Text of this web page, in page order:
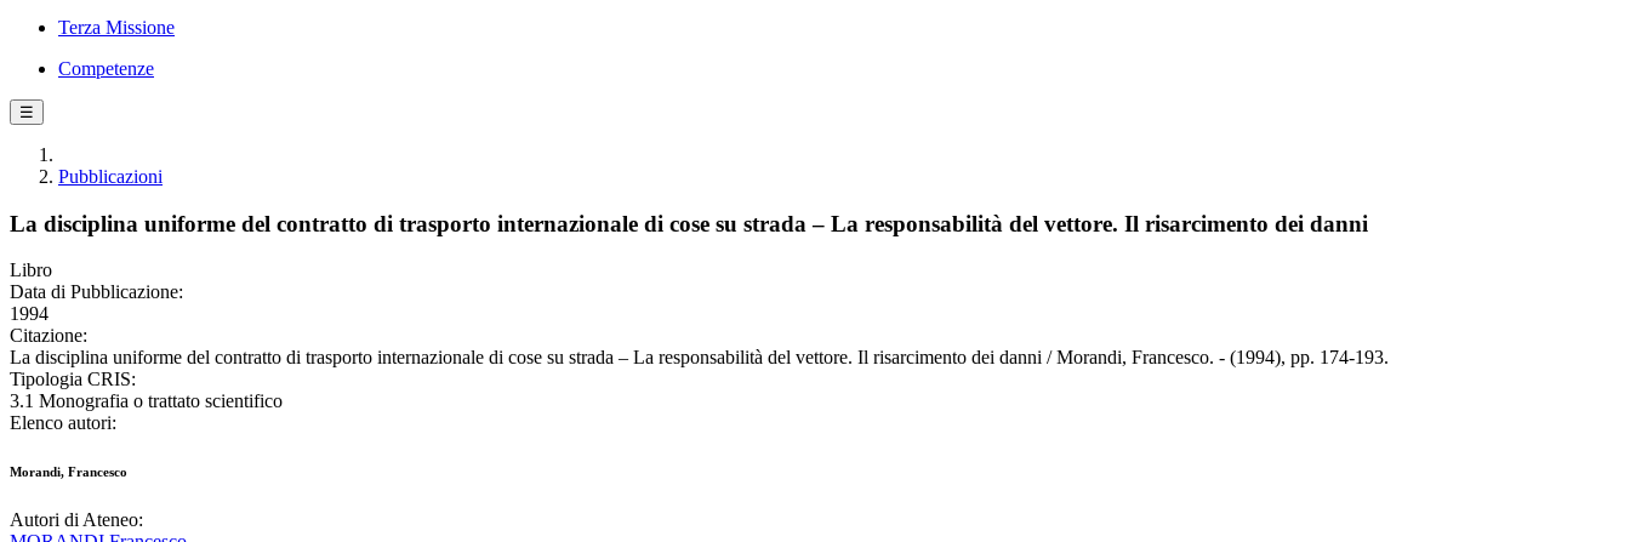
Terza Missione
Competenze
☰
Pubblicazioni
La disciplina uniforme del contratto di trasporto internazionale di cose su strada – La responsabilità del vettore. Il risarcimento dei danni
Libro
Data di Pubblicazione:
1994
Citazione:
La disciplina uniforme del contratto di trasporto internazionale di cose su strada – La responsabilità del vettore. Il risarcimento dei danni / Morandi, Francesco. - (1994), pp. 174-193.
Tipologia CRIS:
3.1 Monografia o trattato scientifico
Elenco autori:
Morandi, Francesco
Autori di Ateneo: